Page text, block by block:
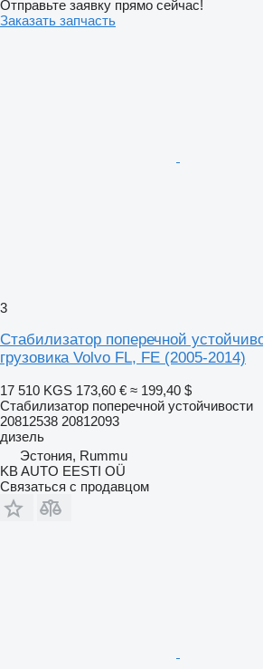
Отправьте заявку прямо сейчас!
Заказать запчасть
3
Стабилизатор поперечной
грузовика Volvo FL, FE (2005-2014)
17 510 KGS 173,60 € ≈ 199,40 $
Стабилизатор поперечной устойчивости
20812538 20812093
дизель
Эстония, Rummu
KB AUTO EESTI OÜ
Связаться с продавцом